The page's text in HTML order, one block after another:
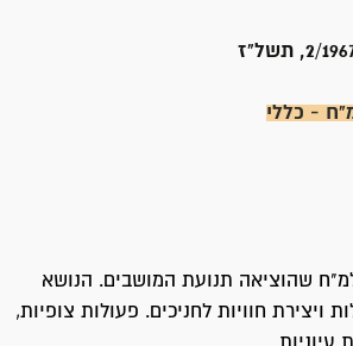
- כללי
שהוציאה תנועת המושבים. הנושא
ויצירת חוויות לחניכים. פעולות צופיות,